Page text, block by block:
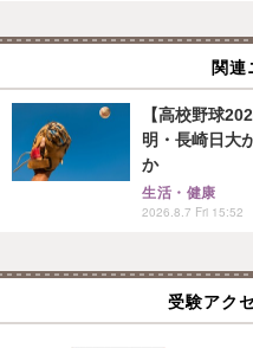
関連
【高校野球
明・長崎日大
か
生活・健康
2026.8.7 Fri 15:52
受験アク